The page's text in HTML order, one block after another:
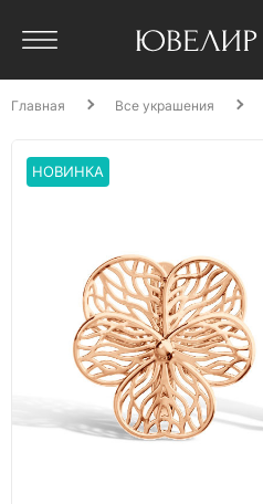
Главная Все украшения
НОВИНКА